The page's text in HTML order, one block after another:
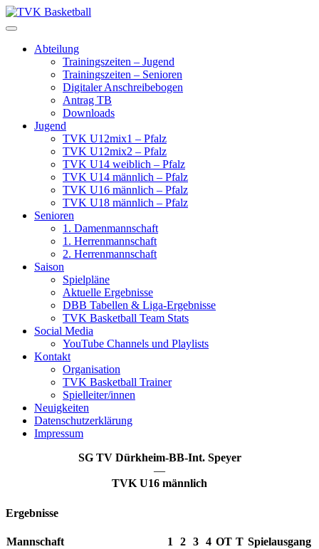
Skip
to
Abteilung
Trainingszeiten – Jugend
Trainingszeiten – Senioren
Digitaler Anschreibebogen
Antrag TB
Downloads
Jugend
TVK U12mix1 – Pfalz
TVK U12mix2 – Pfalz
TVK U14 weiblich – Pfalz
TVK U14 männlich – Pfalz
TVK U16 männlich – Pfalz
TVK U18 männlich – Pfalz
Senioren
1. Damenmannschaft
1. Herrenmannschaft
2. Herrenmannschaft
Saison
Spielpläne
Aktuelle Ergebnisse
DBB Tabellen & Liga-Ergebnisse
TVK Basketball Team Stats
Social Media
YouTube Channels und Playlists
Kontakt
Organisation
TVK Basketball Trainer
Spielleiter/innen
Neuigkeiten
Datenschutzerklärung
Impressum
SG TV Dürkheim-BB-Int. Speyer
—
TVK U16 männlich
Ergebnisse
Mannschaft 1 2 3 4 OT T Spielausgang